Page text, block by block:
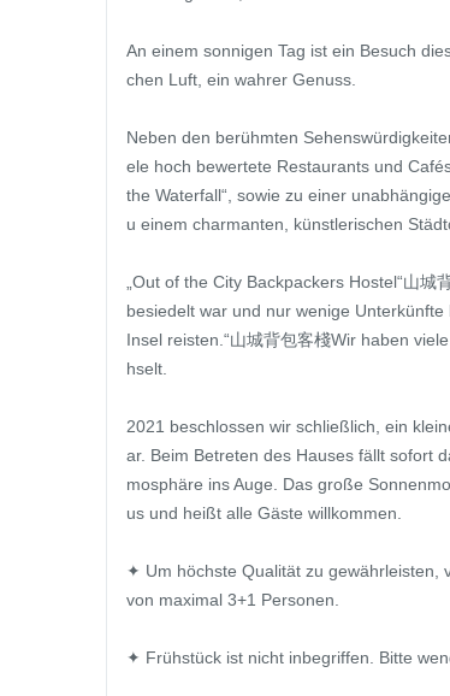
An einem sonnigen Tag ist ein Besuch
chen Luft, ein wahrer Genuss.
Neben den berühmten
ele hoch bewertete Restaurants und
the Waterfall“, sowie zu einer
u einem charmanten, künstlerischen
„Out of the City Backpackers Hostel“山
besiedelt war und nur wenige
Insel reisten.“山城背包客棧Wir haben
hselt.
2021 beschlossen wir schließlich, ein
ar. Beim Betreten des Hauses fällt sofort
mosphäre ins Auge. Das große
us und heißt alle Gäste willkommen.
✦ Um höchste Qualität zu gewährleisten,
von maximal 3+1 Personen.
✦ Frühstück ist nicht inbegriffen. Bitte